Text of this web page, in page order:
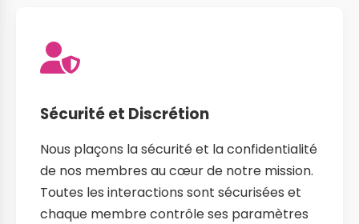
Sécurité et Discrétion
Nous plaçons la sécurité et la confidentialité
de nos membres au cœur de notre mission.
Toutes les interactions sont sécurisées et
chaque membre contrôle ses paramètres